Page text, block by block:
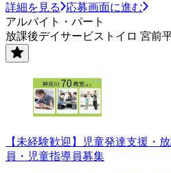
詳細を見る
応募画面に進む
アルバイト・パート
放課後デイサービストイロ 宮前
【未経験歓迎】児童発達支援・
員・児童指導員募集